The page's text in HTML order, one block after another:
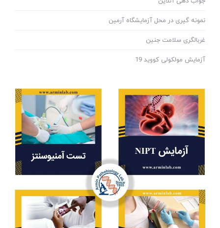
نمونه گیری در محل آزمایشگاه آرمین
غربالگری سلامت جنین
آزمایش مولکولی کووید 19